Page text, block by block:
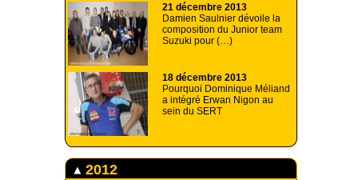
21 décembre 2013
Damien Saulnier dévoile la
composition du Junior team
Suzuki pour (…)
18 décembre 2013
Pourquoi Dominique Méliand
a intégré Erwan Nigon au
sein du SERT
2012